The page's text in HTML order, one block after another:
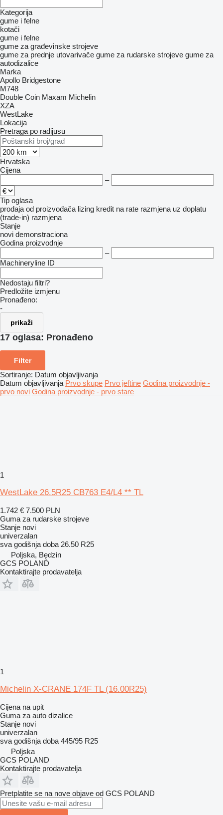
Kategorija
gume i felne
kotači
gume i felne
gume za građevinske strojeve
gume za prednje utovarivače gume za rudarske strojeve gume za
autodizalice
Marka
Apollo Bridgestone
M748
Double Coin Maxam Michelin
XZA
WestLake
Lokacija
Pretraga po radijusu
Hrvatska
Cijena
–
Tip oglasa
prodaja od proizvođača lizing kredit na rate razmjena uz doplatu
(trade-in) razmjena
Stanje
novi demonstraciona
Godina proizvodnje
–
Machineryline ID
Nedostaju filtri?
Predložite izmjenu
Pronađeno:
-
prikaži
17 oglasa: Pronađeno
Filter
Sortiranje: Datum objavljivanja
Datum objavljivanja Prvo skupe Prvo jeftine Godina proizvodnje -
prvo novi Godina proizvodnje - prvo stare
1
WestLake 26.5R25 CB763 E4/L4 ** TL
1.742 € 7.500 PLN
Guma za rudarske strojeve
Stanje novi
univerzalan
sva godišnja doba 26.50 R25
Poljska, Będzin
GCS POLAND
Kontaktirajte prodavatelja
1
Michelin X-CRANE 174F TL (16.00R25)
Cijena na upit
Guma za auto dizalice
Stanje novi
univerzalan
sva godišnja doba 445/95 R25
Poljska
GCS POLAND
Kontaktirajte prodavatelja
Pretplatite se na nove objave od GCS POLAND